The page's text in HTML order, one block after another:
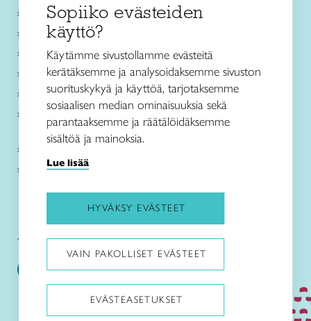
Käsityökurssit ja koulutus
Ajankohtaista
Käsityöohjeet
Me olemme Taito
Paikallinen toiminta
Verkkokaupat
Kirjaudu Arviin
Kirjaudu Taitocampukseen
Taitoliitto: Taito-lehti:
Sopiiko evästeiden
käyttö?
Käytämme sivustollamme evästeitä
kerätäksemme ja analysoidaksemme sivuston
suorituskykyä ja käyttöä, tarjotaksemme
sosiaalisen median ominaisuuksia sekä
parantaaksemme ja räätälöidäksemme
sisältöä ja mainoksia.
Lue lisää
HYVÄKSY EVÄSTEET
VAIN PAKOLLISET EVÄSTEET
EVÄSTEASETUKSET